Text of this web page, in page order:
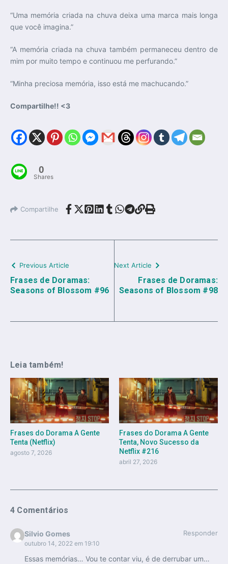
“Uma memória criada na chuva deixa uma marca mais longa
que você imagina.”
“A memória criada na chuva também permaneceu dentro de
mim por muito tempo e continuou me perfurando.”
“Minha preciosa memória, isso está me machucando.”
Compartilhe!! <3
0
Shares
Compartilhe
Previous Article
Frases de Doramas:
Seasons of Blossom #96
Next Article
Frases de Doramas:
Seasons of Blossom #98
Leia também!
Frases do Dorama A Gente
Tenta (Netflix)
agosto 7, 2026
Frases do Dorama A Gente
Tenta, Novo Sucesso da
Netflix #216
abril 27, 2026
4 Comentários
Silvio Gomes
outubro 14, 2022 em 19:10
Responder
Essas memórias… Vou te contar viu, é de derrubar um…